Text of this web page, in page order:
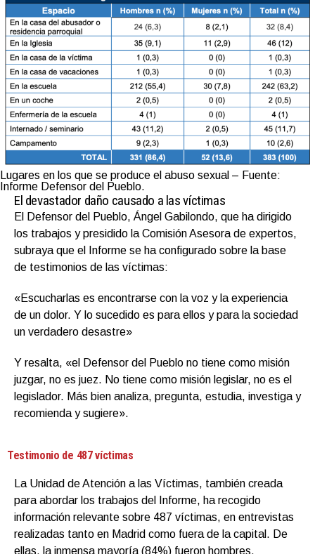
Lugares en los que se produce el abuso sexual – Fuente:
Informe Defensor del Pueblo.
El devastador daño causado a las víctimas
El Defensor del Pueblo, Ángel Gabilondo, que ha dirigido
los trabajos y presidido la Comisión Asesora de expertos,
subraya que el Informe se ha configurado sobre la base
de testimonios de las víctimas:
«Escucharlas es encontrarse con la voz y la experiencia
de un dolor. Y lo sucedido es para ellos y para la sociedad
un verdadero desastre»
Y resalta, «el Defensor del Pueblo no tiene como misión
juzgar, no es juez. No tiene como misión legislar, no es el
legislador. Más bien analiza, pregunta, estudia, investiga y
recomienda y sugiere».
Testimonio de 487 víctimas
La Unidad de Atención a las Víctimas, también creada
para abordar los trabajos del Informe, ha recogido
información relevante sobre 487 víctimas, en entrevistas
realizadas tanto en Madrid como fuera de la capital. De
ellas, la inmensa mayoría (84%) fueron hombres.